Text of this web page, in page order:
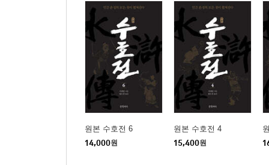
원본 수호전 6
14,000원
원본 수호전 4
15,400원